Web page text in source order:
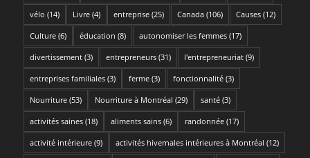
vélo (14) Livre(4) entreprise(25) Canada(106) Causes(12)
Culture(6) éducation (8) autonomiser les femmes(17)
divertissement(3) entrepreneurs(31) l'entrepreneuriat(9)
entreprises familiales(3) ferme(3) fonctionnalité(3)
Nourriture(53) Nourriture à Montréal (29) santé(3)
activités saines(18) aliments sains(6) randonnée(17)
activité intérieure(9) activités hivernales intérieures à Montréal (12)